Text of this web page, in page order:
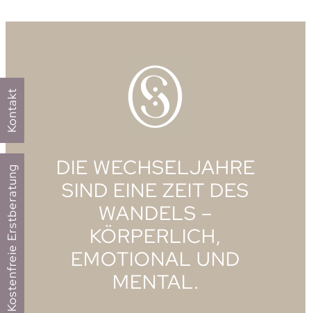
DIE WECHSELJAHRE
SIND EINE ZEIT DES
WANDELS –
KÖRPERLICH,
EMOTIONAL UND
MENTAL.
Kostenfreie Erstberatung
Kontakt